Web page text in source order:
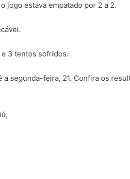
jogo estava empatado por 2 a 2.
3 tentos sofridos.
segunda-feira, 21. Confira os